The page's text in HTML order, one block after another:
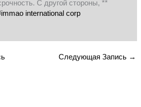
С другой стороны, **
international corp
Следующая Запись →